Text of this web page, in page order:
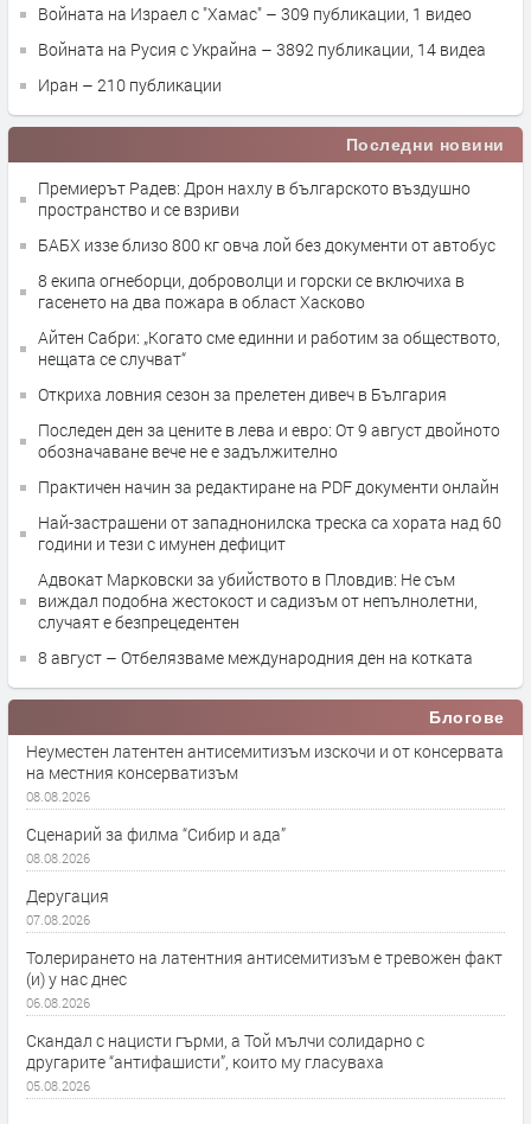
Войната на Израел с "Хамас"
– 309 публикации, 1 видео
Войната на Русия с Украйна
– 3892 публикации, 14 видеа
Иран
– 210 публикации
Последни новини
Премиерът Радев: Дрон нахлу в българското въздушно
пространство и се взриви
БАБХ иззе близо 800 кг овча лой без документи от автобус
8 екипа огнеборци, доброволци и горски се включиха в
гасенето на два пожара в област Хасково
Айтен Сабри: „Когато сме единни и работим за обществото,
нещата се случват“
Откриха ловния сезон за прелетен дивеч в България
Последен ден за цените в лева и евро: От 9 август двойното
обозначаване вече не е задължително
Практичен начин за редактиране на PDF документи онлайн
Най-застрашени от западнонилска треска са хората над 60
години и тези с имунен дефицит
Адвокат Марковски за убийството в Пловдив: Не съм
виждал подобна жестокост и садизъм от непълнолетни,
случаят е безпрецедентен
8 август – Отбелязваме международния ден на котката
Блогове
Неуместен латентен антисемитизъм изскочи и от консервата
на местния консерватизъм
08.08.2026
Сценарий за филма “Сибир и ада”
08.08.2026
Деругация
07.08.2026
Толерирането на латентния антисемитизъм е тревожен факт
(и) у нас днес
06.08.2026
Скандал с нацисти гърми, а Той мълчи солидарно с
другарите “антифашисти”, които му гласуваха
05.08.2026